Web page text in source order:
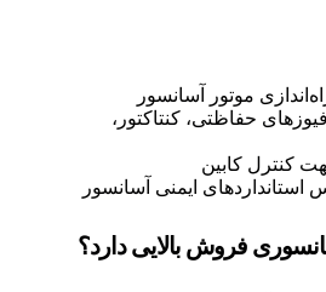
موتور آسانسور
حفاظتی، کنتاکتور،
کنترل کابین
ایمنی آسانسور
فروش بالایی دارد؟